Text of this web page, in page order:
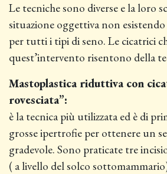
Le tecniche sono diverse e la loro
situazione oggettiva non
per tutti i tipi di seno. Le cicatrici
quest’intervento risentono della
Mastoplastica riduttiva con
rovesciata”:
è la tecnica più utilizzata ed è di
grosse ipertrofie per ottenere un
gradevole. Sono praticate tre
( a livello del solco